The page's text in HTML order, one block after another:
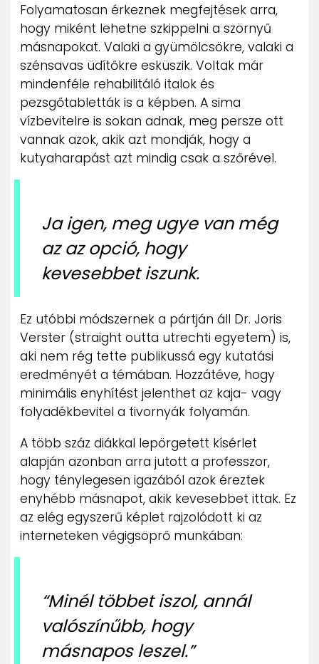
Folyamatosan érkeznek megfejtések arra,
hogy miként lehetne szkippelni a szörnyű
másnapokat. Valaki a gyümölcsökre, valaki a
szénsavas üdítőkre esküszik. Voltak már
mindenféle rehabilitáló italok és
pezsgőtabletták is a képben. A sima
vízbevitelre is sokan adnak, meg persze ott
vannak azok, akik azt mondják, hogy a
kutyaharapást azt mindig csak a szőrével.
Ja igen, meg ugye van még
az az opció, hogy
kevesebbet iszunk.
Ez utóbbi módszernek a pártján áll Dr. Joris
Verster (straight outta utrechti egyetem) is,
aki nem rég tette publikussá egy kutatási
eredményét a témában. Hozzátéve, hogy
minimális enyhítést jelenthet az kaja- vagy
folyadékbevitel a tivornyák folyamán.
A több száz diákkal lepörgetett kísérlet
alapján azonban arra jutott a professzor,
hogy ténylegesen igazából azok éreztek
enyhébb másnapot, akik kevesebbet ittak. Ez
az elég egyszerű képlet rajzolódott ki az
interneteken végigsöprő munkában:
“Minél többet iszol, annál
valószínűbb, hogy
másnapos leszel.”